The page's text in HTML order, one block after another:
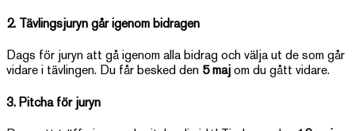
2. Tävlingsjuryn går igenom bidragen
Dags för juryn att gå igenom alla bidrag och välja ut de som går
vidare i tävlingen. Du får besked den 5 maj om du gått vidare.
3. Pitcha för juryn